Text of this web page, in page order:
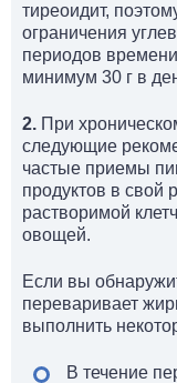
тиреоидит,
ограничения
периодов
минимум 30 г в
2. При
следующие
частые приемы
продуктов в свой
растворимой
овощей.
Если вы
переваривает
выполнить
В течение